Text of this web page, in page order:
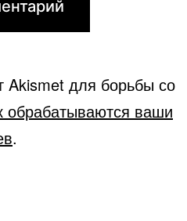
Akismet для борьбы со
обрабатываются ваши
.